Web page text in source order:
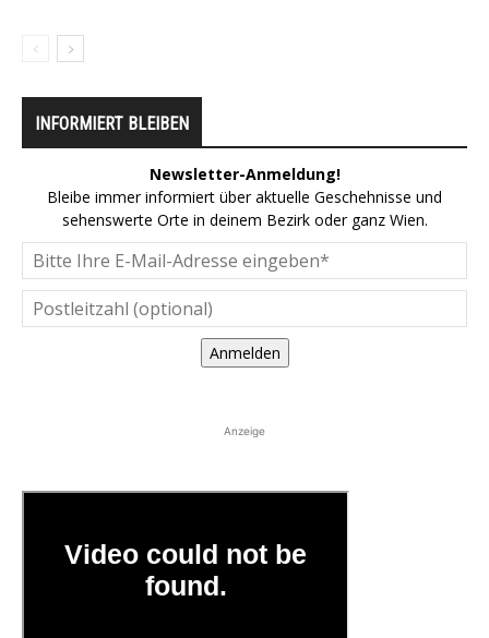
INFORMIERT BLEIBEN
Newsletter-Anmeldung!
Bleibe immer informiert über aktuelle Geschehnisse und
sehenswerte Orte in deinem Bezirk oder ganz Wien.
Anmelden
Anzeige